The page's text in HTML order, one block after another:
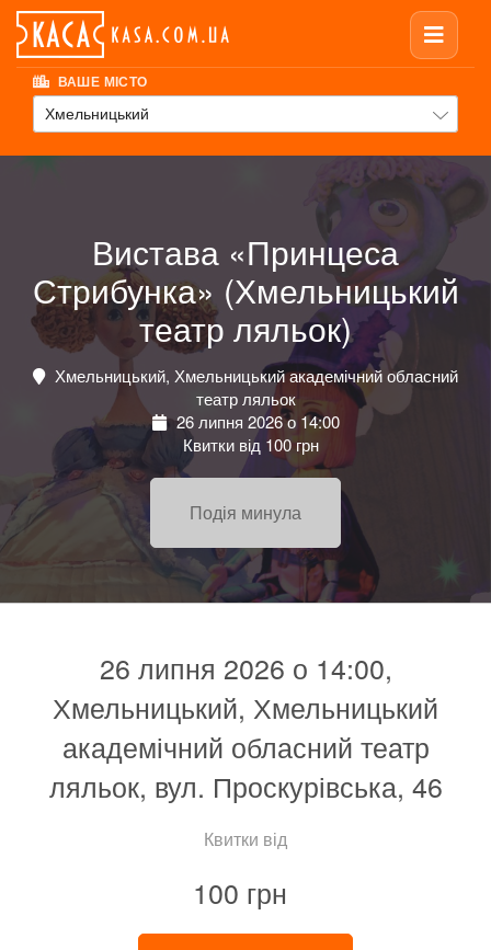
ВАШЕ МІСТО
Хмельницький
Вистава «Принцеса
Стрибунка» (Хмельницький
театр ляльок)
Хмельницький, Хмельницький академічний обласний
театр ляльок
26 липня 2026 о 14:00
Квитки від 100 грн
Подія минула
26 липня 2026 о 14:00,
Хмельницький, Хмельницький
академічний обласний театр
ляльок, вул. Проскурівська, 46
Квитки від
100 грн